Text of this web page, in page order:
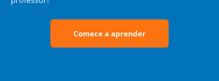
Comece a aprender